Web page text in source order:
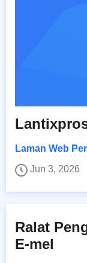
Laman Web
Jun 3, 2026
Ralat
E-mel